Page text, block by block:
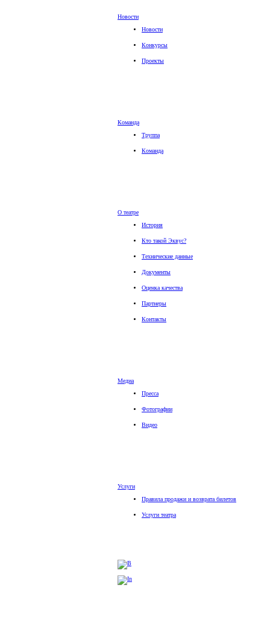
Новости
Новости
Конкурсы
Проекты
Команда
Труппа
Команда
О театре
История
Кто такой Эквус?
Технические данные
Документы
Оценка качества
Партнеры
Контакты
Медиа
Пресса
Фотографии
Видео
Услуги
Правила продажи и возврата билетов
Услуги театра